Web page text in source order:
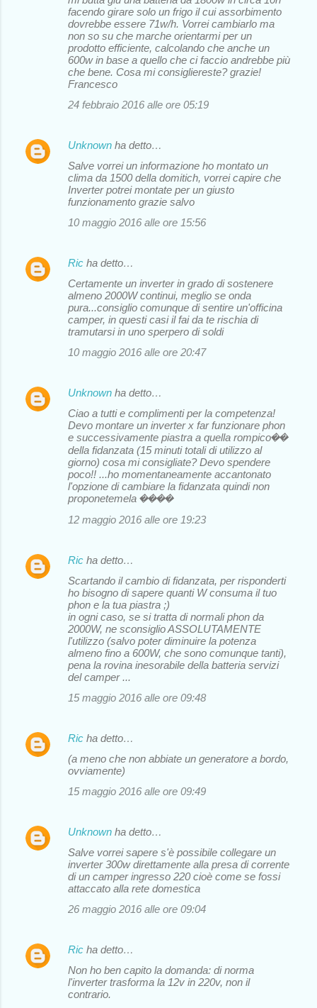
facendo girare solo un frigo il cui assorbimento
dovrebbe essere 71w/h. Vorrei cambiarlo ma
non so su che marche orientarmi per un
prodotto efficiente, calcolando che anche un
600w in base a quello che ci faccio andrebbe più
che bene. Cosa mi consigliereste? grazie!
Francesco
24 febbraio 2016 alle ore 05:19
Unknown ha detto…
Salve vorrei un informazione ho montato un
clima da 1500 della domitich, vorrei capire che
Inverter potrei montate per un giusto
funzionamento grazie salvo
10 maggio 2016 alle ore 15:56
Ric ha detto…
Certamente un inverter in grado di sostenere
almeno 2000W continui, meglio se onda
pura...consiglio comunque di sentire un'officina
camper, in questi casi il fai da te rischia di
tramutarsi in uno sperpero di soldi
10 maggio 2016 alle ore 20:47
Unknown ha detto…
Ciao a tutti e complimenti per la competenza!
Devo montare un inverter x far funzionare phon
e successivamente piastra a quella rompico��
della fidanzata (15 minuti totali di utilizzo al
giorno) cosa mi consigliate? Devo spendere
poco!! ...ho momentaneamente accantonato
l'opzione di cambiare la fidanzata quindi non
proponetemela ����
12 maggio 2016 alle ore 19:23
Ric ha detto…
Scartando il cambio di fidanzata, per risponderti
ho bisogno di sapere quanti W consuma il tuo
phon e la tua piastra ;)
in ogni caso, se si tratta di normali phon da
2000W, ne sconsiglio ASSOLUTAMENTE
l'utilizzo (salvo poter diminuire la potenza
almeno fino a 600W, che sono comunque tanti),
pena la rovina inesorabile della batteria servizi
del camper ...
15 maggio 2016 alle ore 09:48
Ric ha detto…
(a meno che non abbiate un generatore a bordo,
ovviamente)
15 maggio 2016 alle ore 09:49
Unknown ha detto…
Salve vorrei sapere s'è possibile collegare un
inverter 300w direttamente alla presa di corrente
di un camper ingresso 220 cioè come se fossi
attaccato alla rete domestica
26 maggio 2016 alle ore 09:04
Ric ha detto…
Non ho ben capito la domanda: di norma
l'inverter trasforma la 12v in 220v, non il
contrario.